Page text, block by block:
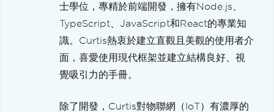
士學位，專精於前端開發，擁有Node.js、
TypeScript、JavaScript和React的專業知
識。Curtis熱衷於建立直觀且美觀的使用者介
面，喜愛使用現代框架並建立結構良好、視
覺吸引力的手冊。
除了開發，Curtis對物聯網（IoT）有濃厚的